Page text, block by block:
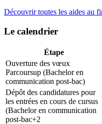
Découvrir toutes les aides au
Le calendrier
Étape
Ouverture des vœux
Parcoursup (Bachelor en
communication post-bac)
Dépôt des candidatures pour
les entrées en cours de cursus
(Bachelor en communication
post-bac+2